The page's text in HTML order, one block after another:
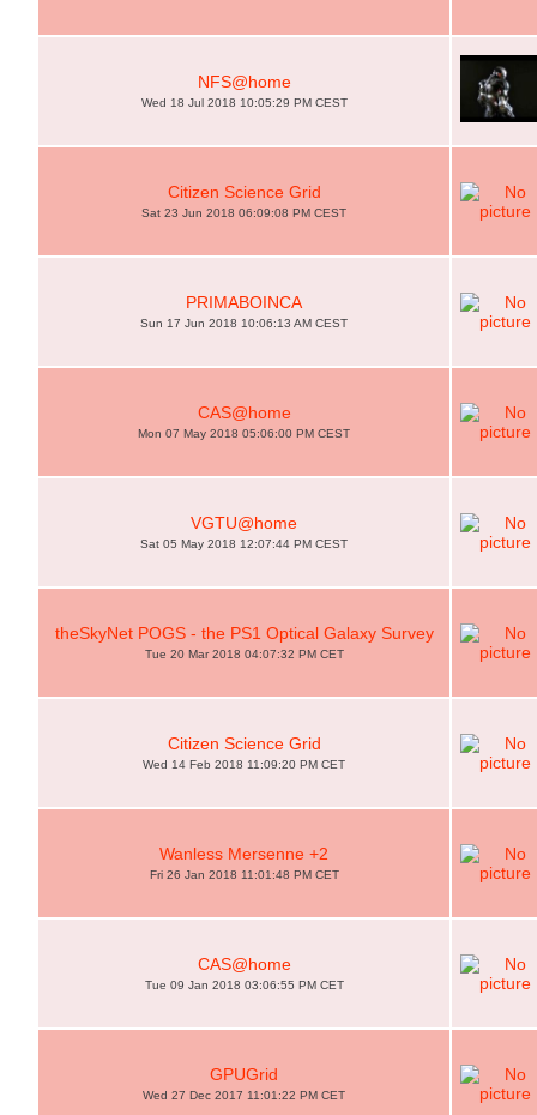
NFS@home
Wed 18 Jul 2018 10:05:29 PM CEST
Citizen Science Grid
Sat 23 Jun 2018 06:09:08 PM CEST
PRIMABOINCA
Sun 17 Jun 2018 10:06:13 AM CEST
CAS@home
Mon 07 May 2018 05:06:00 PM CEST
VGTU@home
Sat 05 May 2018 12:07:44 PM CEST
theSkyNet POGS - the PS1 Optical Galaxy Survey
Tue 20 Mar 2018 04:07:32 PM CET
Citizen Science Grid
Wed 14 Feb 2018 11:09:20 PM CET
Wanless Mersenne +2
Fri 26 Jan 2018 11:01:48 PM CET
CAS@home
Tue 09 Jan 2018 03:06:55 PM CET
GPUGrid
Wed 27 Dec 2017 11:01:22 PM CET